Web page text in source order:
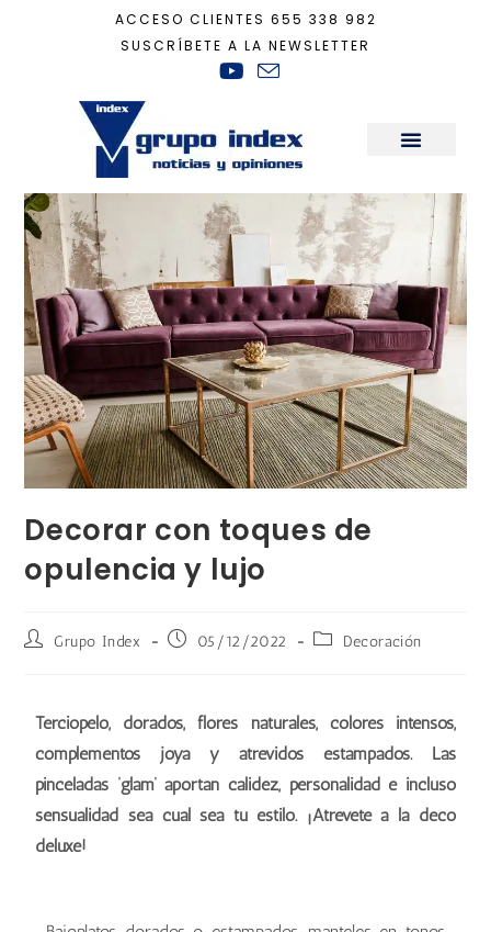
ACCESO CLIENTES 655 338 982
SUSCRÍBETE A LA NEWSLETTER
Decoración
Decorar con toques de
opulencia y lujo
Grupo Index 05/12/2022 Decoración
Terciopelo, dorados, flores naturales, colores intensos,
complementos joya y atrevidos estampados. Las
pinceladas ‘glam’ aportan calidez, personalidad e incluso
sensualidad sea cual sea tu estilo. ¡Atrévete a la deco
deluxe!